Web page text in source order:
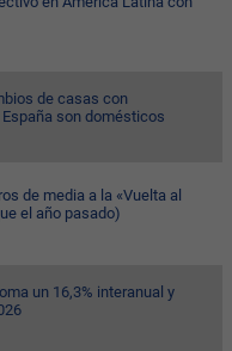
de casas con
son domésticos
de media a la «Vuelta al
el año pasado)
un 16,3% interanual y